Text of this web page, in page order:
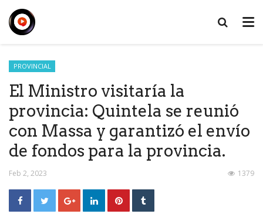
PROVINCIAL
El Ministro visitaría la
provincia: Quintela se reunió
con Massa y garantizó el envío
de fondos para la provincia.
Feb 2, 2023 1379